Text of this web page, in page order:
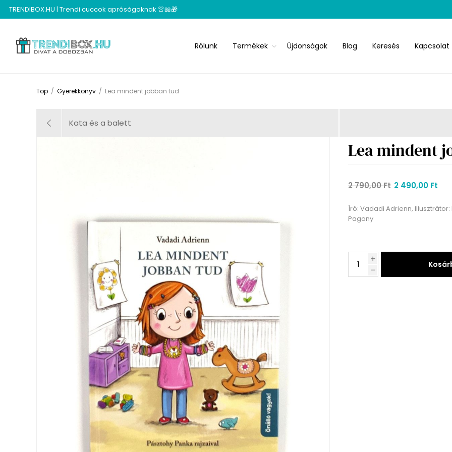
TRENDIBOX.HU | Trendi cuccok apróságoknak 👚📖🎁
Rólunk Termékek Újdonságok Blog Keresés Kapcsolat
Top / Gyerekkönyv / Lea mindent jobban tud
Kata és a balett
Lea mindent
2 790,00 Ft 2 490,00 Ft
Író: Vadadi Adrienn,
Pagony